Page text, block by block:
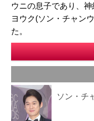
ウニの息子であり、
ヨウク(ソン・チャン
た。
ソン・チ